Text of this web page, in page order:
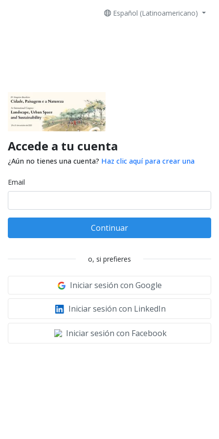
Español (Latinoamericano)
Accede a tu cuenta
¿Aún no tienes una cuenta? Haz clic aquí para crear una
Email
Continuar
o, si prefieres
Iniciar sesión con Google
Iniciar sesión con LinkedIn
Iniciar sesión con Facebook